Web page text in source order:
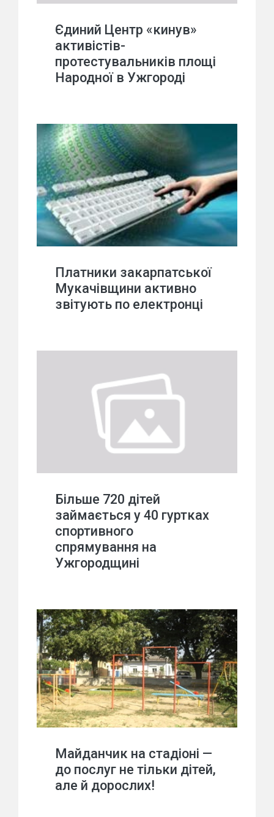
Єдиний Центр «кинув»
активістів-
протестувальників площі
Народної в Ужгороді
Платники закарпатської
Мукачівщини активно
звітують по електронці
Більше 720 дітей
займається у 40 гуртках
спортивного
спрямування на
Ужгородщині
Майданчик на стадіоні —
до послуг не тільки дітей,
але й дорослих!